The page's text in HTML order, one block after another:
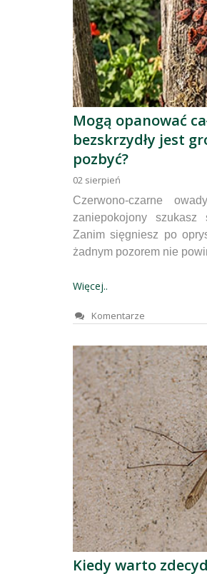
Mogą opanować
bezskrzydły jest
pozbyć?
02 sierpień
Czerwono-czarne
zaniepokojony
Zanim sięgniesz po
żadnym pozorem nie
Więcej..
Komentarze
Kiedy warto